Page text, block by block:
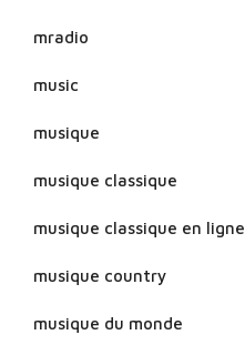
mradio
music
musique
musique classique
musique classique en ligne
musique country
musique du monde